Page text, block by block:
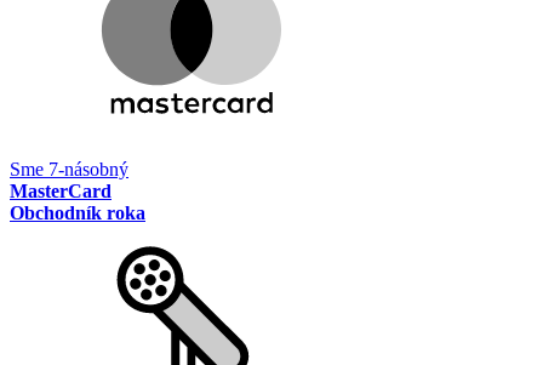
Sme 7-násobný
MasterCard
Obchodník roka